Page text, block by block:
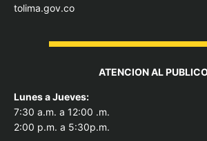
tolima.gov.co
ATENCION AL
Lunes a Jueves:
7:30 a.m. a 12:00 .m.
2:00 p.m. a 5:30p.m.